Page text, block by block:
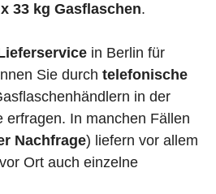
33 kg Gasflaschen.
in Berlin für
Sie durch telefonische
in der
erfragen. In manchen Fällen
Nachfrage) liefern vor allem
Ort auch einzelne